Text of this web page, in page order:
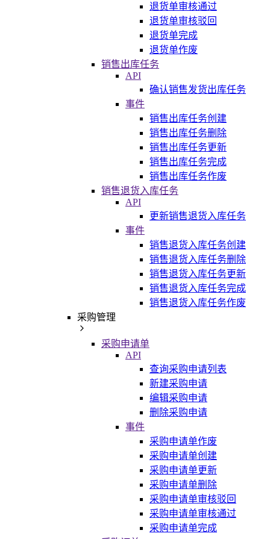
退货单审核通过
退货单审核驳回
退货单完成
退货单作废
销售出库任务
API
确认销售发货出库任务
事件
销售出库任务创建
销售出库任务删除
销售出库任务更新
销售出库任务完成
销售出库任务作废
销售退货入库任务
API
更新销售退货入库任务
事件
销售退货入库任务创建
销售退货入库任务删除
销售退货入库任务更新
销售退货入库任务完成
销售退货入库任务作废
采购管理
采购申请单
API
查询采购申请列表
新建采购申请
编辑采购申请
删除采购申请
事件
采购申请单作废
采购申请单创建
采购申请单更新
采购申请单删除
采购申请单审核驳回
采购申请单审核通过
采购申请单完成